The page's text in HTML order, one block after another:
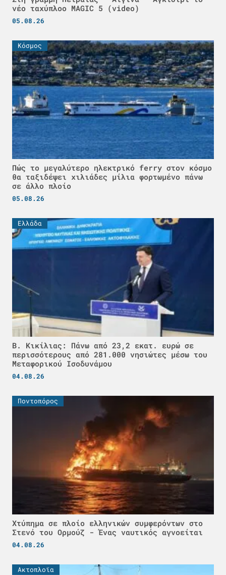
νέο ταχύπλοο MAGIC 5 (video)
05.08.26
Κόσμος
Πώς το μεγαλύτερο ηλεκτρικό ferry στον κόσμο
θα ταξιδέψει χιλιάδες μίλια φορτωμένο πάνω
σε άλλο πλοίο
05.08.26
Ελλάδα
Β. Κικίλιας: Πάνω από 23,2 εκατ. ευρώ σε
περισσότερους από 281.000 νησιώτες μέσω του
Μεταφορικού Ισοδυνάμου
04.08.26
Ποντοπόρος
Χτύπημα σε πλοίο ελληνικών συμφερόντων στο
Στενό του Ορμούζ - Ένας ναυτικός αγνοείται
04.08.26
Ακτοπλοϊα